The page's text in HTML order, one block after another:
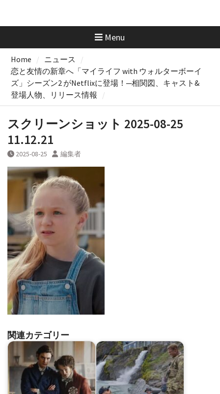
Menu
Home
ニュース
恋と友情の新章へ「マイライフ with ウォルターボーイ
ズ」シーズン2 がNetflixに登場！─相関図、キャスト&
登場人物、リリース情報
スクリーンショット 2025-08-25
11.12.21
2025-08-25 編集者
関連カテゴリー